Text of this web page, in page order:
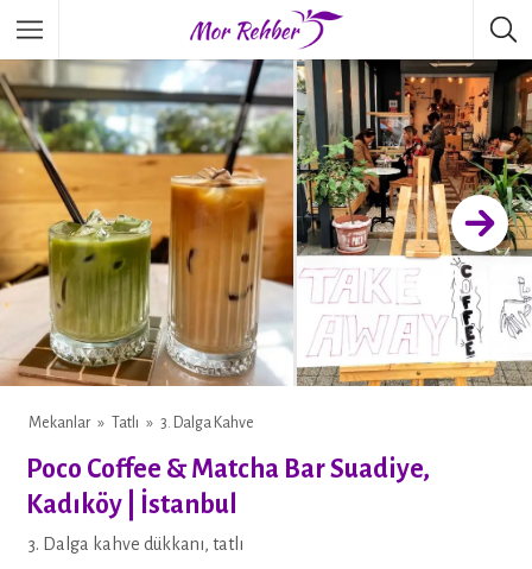
Mekanlar Tatlı 3. Dalga Kahve
Poco Coffee & Matcha Bar Suadiye,
Kadıköy | İstanbul
3. Dalga kahve dükkanı, tatlı